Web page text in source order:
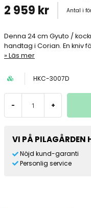
2 959 kr Antal i
Denna 24 cm Gyuto /
handtag i Corian. En kniv
Läs mer
HKC-3007D
- +
VI PÅ PILAGÅRDEN
Nöjd kund-garanti
Personlig service